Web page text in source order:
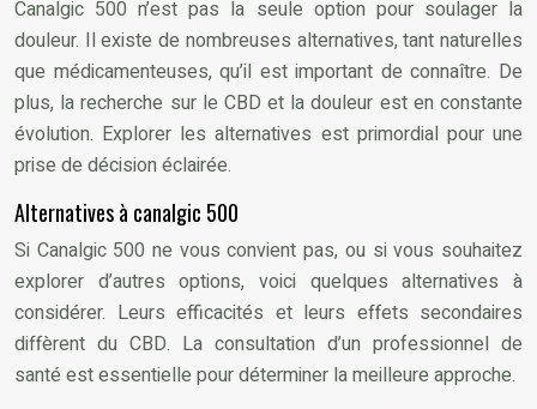
Canalgic 500 n’est pas la seule option pour soulager la
douleur. Il existe de nombreuses alternatives, tant naturelles
que médicamenteuses, qu’il est important de connaître. De
plus, la recherche sur le CBD et la douleur est en constante
évolution. Explorer les alternatives est primordial pour une
prise de décision éclairée.
Alternatives à canalgic 500
Si Canalgic 500 ne vous convient pas, ou si vous souhaitez
explorer d’autres options, voici quelques alternatives à
considérer. Leurs efficacités et leurs effets secondaires
diffèrent du CBD. La consultation d’un professionnel de
santé est essentielle pour déterminer la meilleure approche.